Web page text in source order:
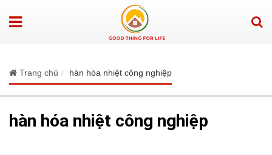
Trang chủ hàn hóa nhiệt công nghiệp
hàn hóa nhiệt công nghiệp